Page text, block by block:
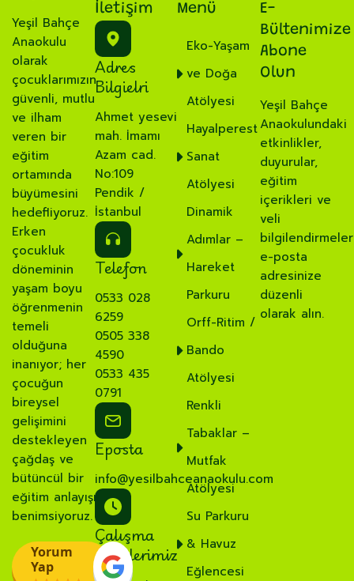
Yeşil Bahçe
Anaokulu
olarak
çocuklarımızın
güvenli, mutlu
ve ilham
veren bir
eğitim
ortamında
büyümesini
hedefliyoruz.
Erken
çocukluk
döneminin
yaşam boyu
öğrenmenin
temeli
olduğuna
inanıyor; her
çocuğun
bireysel
gelişimini
destekleyen
çağdaş ve
bütüncül bir
eğitim anlayışı
benimsiyoruz.
Yorum
Yap
İletişim
Adres
Bilgielri
Ahmet yesevi
mah. İmamı
Azam cad.
No:109
Pendik /
İstanbul
Telefon
0533 028
6259
0505 338
4590
0533 435
0791
Eposta
info@yesilbahceanaokulu.com
Çalışma
Saatlerimiz
Menü
Eko-Yaşam
ve Doğa
Atölyesi
Hayalperest
Sanat
Atölyesi
Dinamik
Adımlar –
Hareket
Parkuru
Orff-Ritim /
Bando
Atölyesi
Renkli
Tabaklar –
Mutfak
Atölyesi
Su Parkuru
& Havuz
Eğlencesi
E-
Bültenimize
Abone
Olun
Yeşil Bahçe
Anaokulundaki
etkinlikler,
duyurular,
eğitim
içerikleri ve
veli
e-posta
adresinize
düzenli
olarak alın.